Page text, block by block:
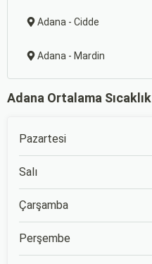
Adana - Cidde
Adana - Mardin
Adana Ortalama Sıcaklık
Pazartesi
Salı
Çarşamba
Perşembe